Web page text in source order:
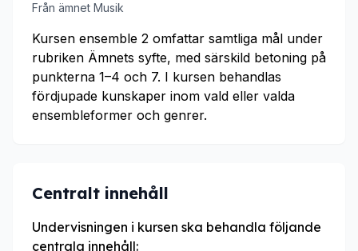
Från ämnet Musik
Kursen ensemble 2 omfattar samtliga mål under
rubriken Ämnets syfte, med särskild betoning på
punkterna 1–4 och 7. I kursen behandlas
fördjupade kunskaper inom vald eller valda
ensembleformer och genrer.
Centralt innehåll
Undervisningen i kursen ska behandla följande
centrala innehåll: